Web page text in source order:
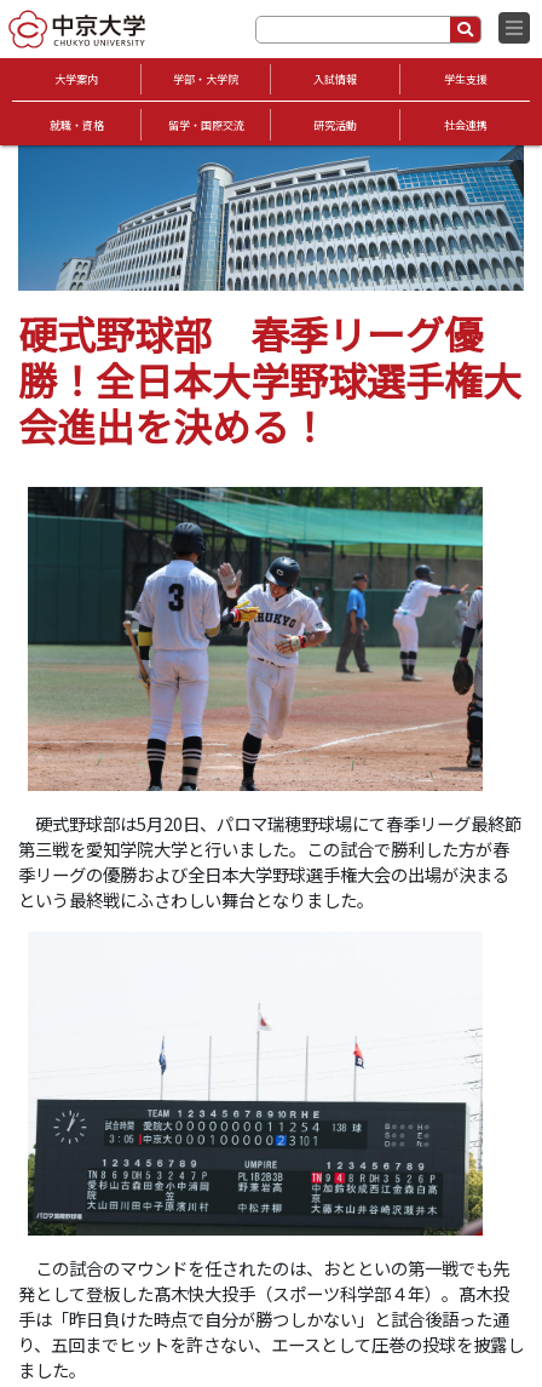
大学案内 学部・大学院 入試情報 学生支援
就職・資格 留学・国際交流 研究活動 社会連携
硬式野球部 春季リーグ優
勝！全日本大学野球選手権大
会進出を決める！
硬式野球部は5月20日、パロマ瑞穂野球場にて春季リーグ最終節
第三戦を愛知学院大学と行いました。この試合で勝利した方が春
季リーグの優勝および全日本大学野球選手権大会の出場が決まる
という最終戦にふさわしい舞台となりました。
この試合のマウンドを任されたのは、おとといの第一戦でも先
発として登板した髙木快大投手（スポーツ科学部４年）。髙木投
手は「昨日負けた時点で自分が勝つしかない」と試合後語った通
り、五回までヒットを許さない、エースとして圧巻の投球を披露し
ました。